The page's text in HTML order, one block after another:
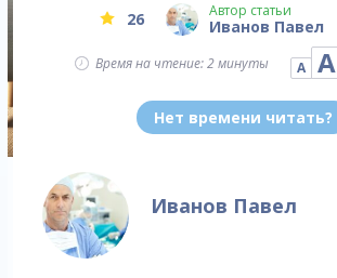
26 Автор статьи
Иванов Павел
Время на чтение: 2 минуты А А
Нет времени читать?
Иванов Павел